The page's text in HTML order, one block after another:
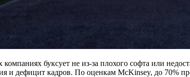
буксует не из-за плохого софта или
и дефицит кадров. По оценкам McKinsey, до 70%